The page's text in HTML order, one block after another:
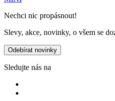
Nechci nic propásnout!
Slevy, akce, novinky, o všem se
Odebírat novinky
Sledujte nás na